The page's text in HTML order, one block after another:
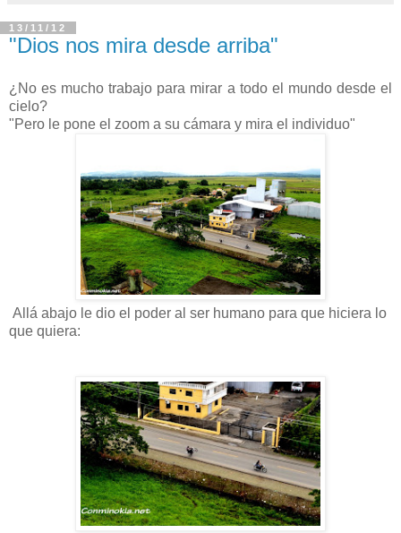
13/11/12
"Dios nos mira desde arriba"
¿No es mucho trabajo para mirar a todo el mundo desde el
cielo?
"Pero le pone el zoom a su cámara y mira el individuo"
Allá abajo le dio el poder al ser humano para que hiciera lo
que quiera: